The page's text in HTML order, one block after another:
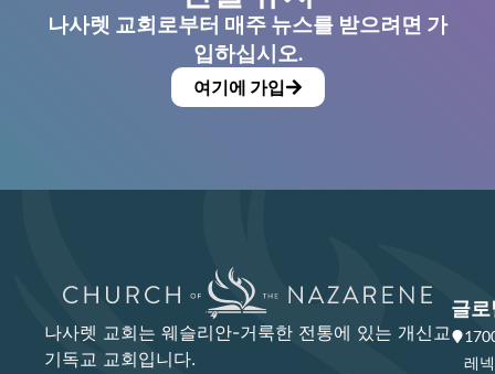
나사렛 교회로부터 매주 뉴스를 받으려면 가
입하십시오.
여기에 가입
나사렛 교회는 웨슬리안-거룩한 전통에 있는 개신교
기독교 교회입니다.
글로
레